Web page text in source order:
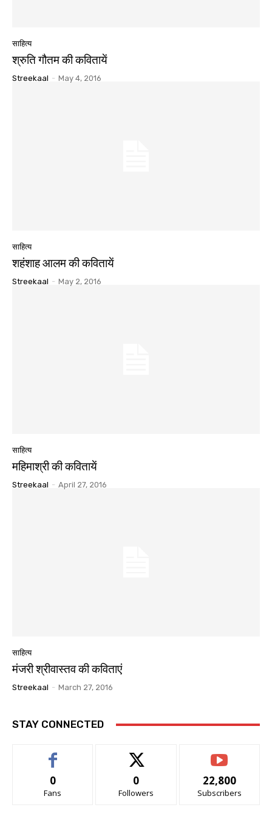
साहित्य
श्रुति गौतम की कवितायें
Streekaal - May 4, 2016
साहित्य
शहंशाह आलम की कवितायें
Streekaal - May 2, 2016
साहित्य
महिमाश्री की कवितायें
Streekaal - April 27, 2016
साहित्य
मंजरी श्रीवास्तव की कविताएं
Streekaal - March 27, 2016
STAY CONNECTED
0
Fans
0
Followers
22,800
Subscribers